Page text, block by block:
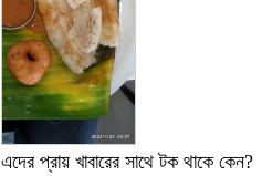
এদের প্রায় খাবারের সাথে টক থাকে কেন?